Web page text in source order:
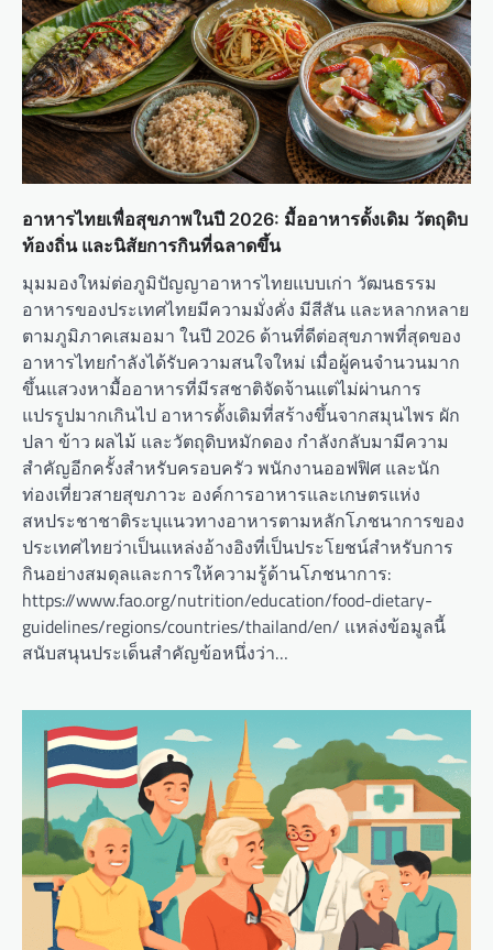
อาหารไทยเพื่อสุขภาพในปี 2026: มื้ออาหารดั้งเดิม วัตถุดิบ
ท้องถิ่น และนิสัยการกินที่ฉลาดขึ้น
มุมมองใหม่ต่อภูมิปัญญาอาหารไทยแบบเก่า วัฒนธรรม
อาหารของประเทศไทยมีความมั่งคั่ง มีสีสัน และหลากหลาย
ตามภูมิภาคเสมอมา ในปี 2026 ด้านที่ดีต่อสุขภาพที่สุดของ
อาหารไทยกำลังได้รับความสนใจใหม่ เมื่อผู้คนจำนวนมาก
ขึ้นแสวงหามื้ออาหารที่มีรสชาติจัดจ้านแต่ไม่ผ่านการ
แปรรูปมากเกินไป อาหารดั้งเดิมที่สร้างขึ้นจากสมุนไพร ผัก
ปลา ข้าว ผลไม้ และวัตถุดิบหมักดอง กำลังกลับมามีความ
สำคัญอีกครั้งสำหรับครอบครัว พนักงานออฟฟิศ และนัก
ท่องเที่ยวสายสุขภาวะ องค์การอาหารและเกษตรแห่ง
สหประชาชาติระบุแนวทางอาหารตามหลักโภชนาการของ
ประเทศไทยว่าเป็นแหล่งอ้างอิงที่เป็นประโยชน์สำหรับการ
กินอย่างสมดุลและการให้ความรู้ด้านโภชนาการ:
https://www.fao.org/nutrition/education/food-dietary-
guidelines/regions/countries/thailand/en/ แหล่งข้อมูลนี้
สนับสนุนประเด็นสำคัญข้อหนึ่งว่า…